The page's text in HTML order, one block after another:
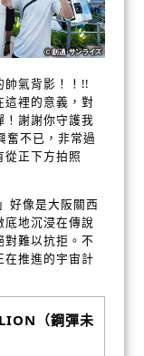
帥氣背影！！!!
這裡的意義，對
！謝謝你守護我
奮不已，非常過
正下方拍照
好像是大阪關西
地沉浸在傳說
難以抗拒。不
在推進的宇宙計
（鋼彈未